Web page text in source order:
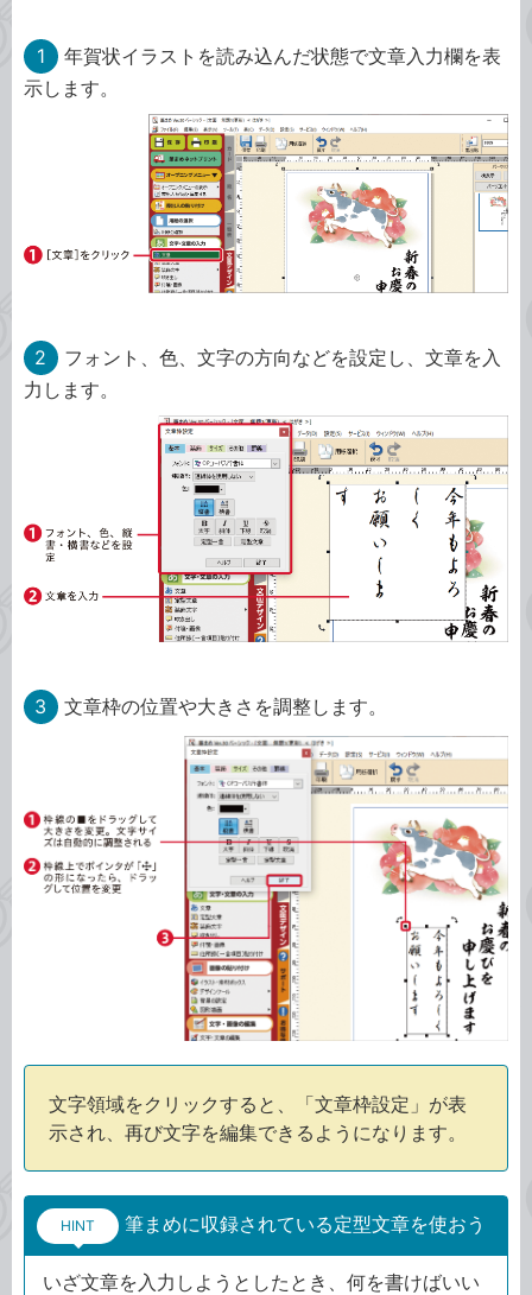
1
年賀状イラストを読み込んだ状態で文章入力欄を表
示します。
2
フォント、色、文字の方向などを設定し、文章を入
力します。
3 文章枠の位置や大きさを調整します。
文字領域をクリックすると、「文章枠設定」が表
示され、再び文字を編集できるようになります。
HINT 筆まめに収録されている定型文章を使おう
いざ文章を入力しようとしたとき、何を書けばいい